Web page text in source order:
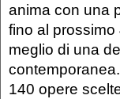
anima con una
fino al
meglio di una
140 opere